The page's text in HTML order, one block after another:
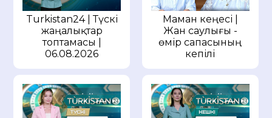
Turkistan24 | Түскі
жаңалықтар
топтамасы |
06.08.2026
Маман кеңесі |
Жан саулығы -
өмір сапасының
кепілі